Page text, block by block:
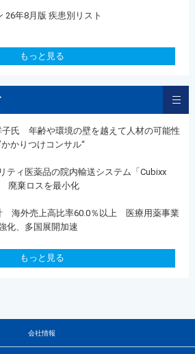
26年8月版 疾患別リスト
もっと見る
子氏 年齢や環境の壁を越えて人材の可能性
かりつけコンサル“
ィ医薬品の院内輸送システム「Cubixx
廃棄ロスを最小化
海外売上高比率60.0％以上 医療用薬事業
化、多国展開加速
もっと見る
会社情報